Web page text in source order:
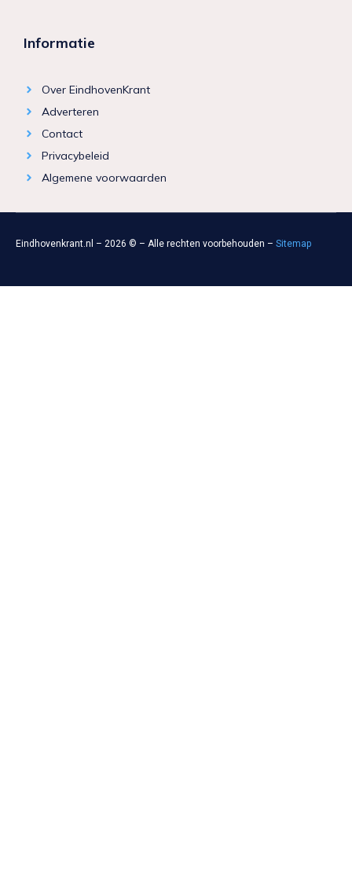
Informatie
Over EindhovenKrant
Adverteren
Contact
Privacybeleid
Algemene voorwaarden
Eindhovenkrant.nl – 2026 © – Alle rechten voorbehouden – Sitemap